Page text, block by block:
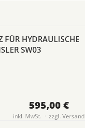
FÜR HYDRAULISCHE
SW03
595,00 €
inkl. MwSt. · zzgl. Versand